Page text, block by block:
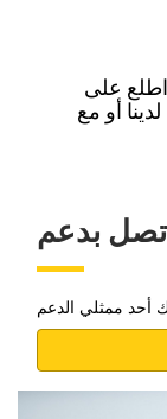
اطلع على
أو مع